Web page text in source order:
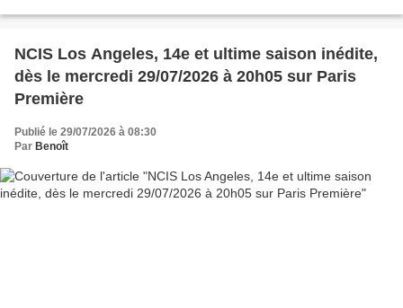
NCIS Los Angeles, 14e et ultime saison inédite,
dès le mercredi 29/07/2026 à 20h05 sur Paris
Première
Publié le 29/07/2026 à 08:30
Par Benoît